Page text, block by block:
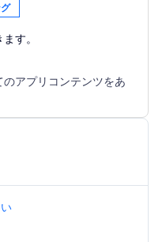
す。
アプリコンテンツをあ